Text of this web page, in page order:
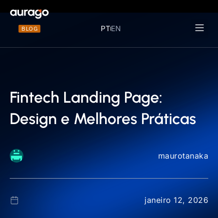
BLOG PTEN
Fintech Landing Page:
Design e Melhores Práticas
maurotanaka
janeiro 12, 2026